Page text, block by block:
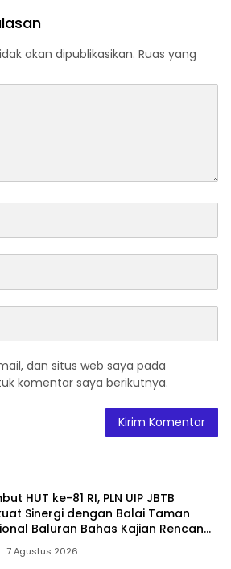
akan dipublikasikan. Ruas yang
dan situs web saya pada
komentar saya berikutnya.
HUT ke-81 RI, PLN UIP JBTB
Sinergi dengan Balai Taman
Baluran Bahas Kajian Rencana
SUTET 500 kV Paiton–
Kalipuro
7 Agustus 2026